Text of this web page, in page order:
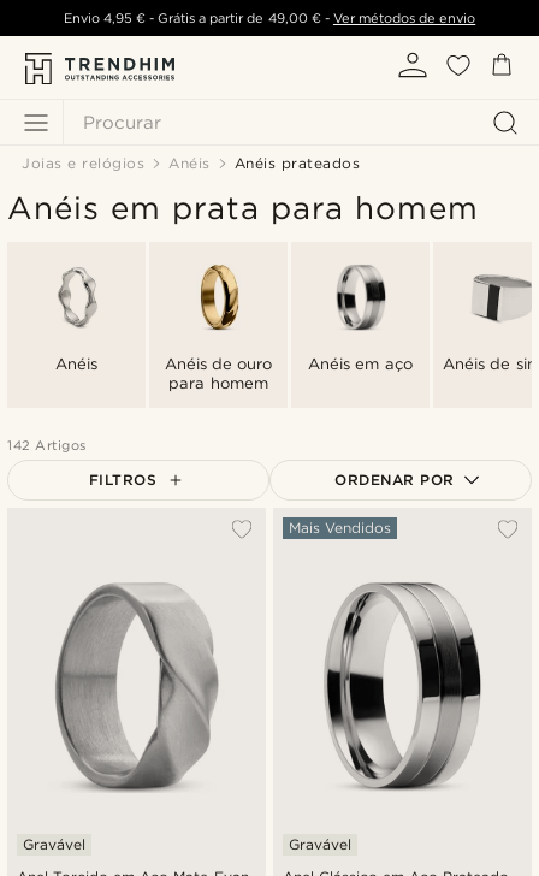
Procurar
Envio 4,95 €- Grátis a partir de 49,00 €- Ver métodos de envio
Joias e relógios Anéis Anéis prateados
Anéis em prata para homem
Anéis
Anéis de ouro
para homem
Anéis em aço Anéis de
142 Artigos
FILTROS ORDENAR POR
Mais vendidos
Preço mais baixo
Preço mais alto
Gravável
Mais Vendidos
Gravável